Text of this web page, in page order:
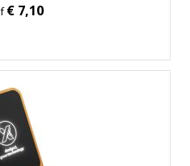
€ 7,10